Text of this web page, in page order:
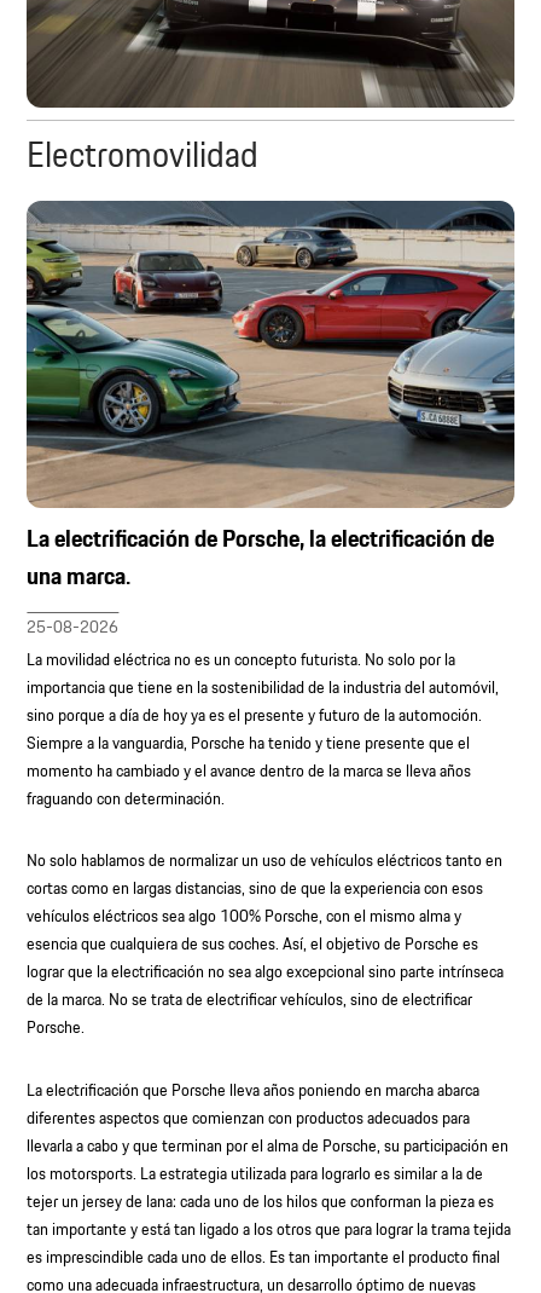
Electromovilidad
La electrificación de Porsche, la electrificación de
una marca.
25-08-2026
La movilidad eléctrica no es un concepto futurista. No solo por la
importancia que tiene en la sostenibilidad de la industria del automóvil,
sino porque a día de hoy ya es el presente y futuro de la automoción.
Siempre a la vanguardia, Porsche ha tenido y tiene presente que el
momento ha cambiado y el avance dentro de la marca se lleva años
fraguando con determinación.
No solo hablamos de normalizar un uso de vehículos eléctricos tanto en
cortas como en largas distancias, sino de que la experiencia con esos
vehículos eléctricos sea algo 100% Porsche, con el mismo alma y
esencia que cualquiera de sus coches. Así, el objetivo de Porsche es
lograr que la electrificación no sea algo excepcional sino parte intrínseca
de la marca. No se trata de electrificar vehículos, sino de electrificar
Porsche.
La electrificación que Porsche lleva años poniendo en marcha abarca
diferentes aspectos que comienzan con productos adecuados para
llevarla a cabo y que terminan por el alma de Porsche, su participación en
los motorsports. La estrategia utilizada para lograrlo es similar a la de
tejer un jersey de lana: cada uno de los hilos que conforman la pieza es
tan importante y está tan ligado a los otros que para lograr la trama tejida
es imprescindible cada uno de ellos. Es tan importante el producto final
como una adecuada infraestructura, un desarrollo óptimo de nuevas